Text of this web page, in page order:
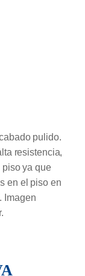
pulido.
resistencia,
piso ya que
en el piso en
Imagen